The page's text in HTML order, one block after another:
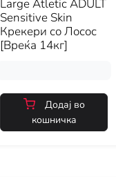
Large Atletic ADULT
Sensitive Skin
Крекери со Лосос
[Вреќа 14кг]
Додај во
кошничка